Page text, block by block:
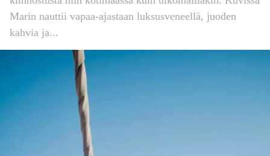
Marin nauttii vapaa-ajastaan luksusveneellä, juoden
kahvia ja...